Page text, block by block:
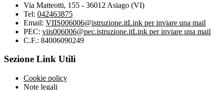
Via Matteotti, 155 - 36012 Asiago (VI)
Tel: 042463875
Email: VIIS006006@istruzione.itLink per inviare una mail
PEC: viis006006@pec.istruzione.itLink per inviare una mail
C.F.: 84006090249
Sezione Link Utili
Cookie policy
Note legali